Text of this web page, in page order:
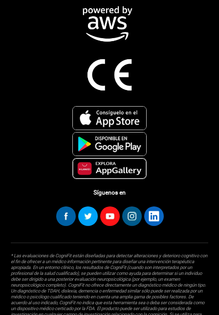
Síguenos en
* Las evaluaciones de CogniFit están diseñadas para detectar alteraciones y deterioro cognitivo con
el fin de ofrecer a un médico información pertinente para diseñar una intervención terapéutica
apropiada. En un entorno clínico, los resultados de CogniFit (cuando son interpretados por un
profesional de la salud cualificado), se pueden utilizar como ayuda para determinar si un individuo
debe ser dirigido a una posterior evaluación neuropsicológica (por ejemplo, un examen
neuropsicológico completo). CogniFit no ofrece directamente un diagnóstico médico de ningún tipo.
Un diagnóstico de TDAH, dislexia, demencia o enfermedad similar sólo puede ser realizada por un
médico o psicólogo cualificado teniendo en cuenta una amplia gama de posibles factores. De
acuerdo al uso indicado, CogniFit no indica que esta herramienta sea o deba ser considerada como
un dispositivo médico certicado por la FDA. El producto puede ser utilizado para estudios de